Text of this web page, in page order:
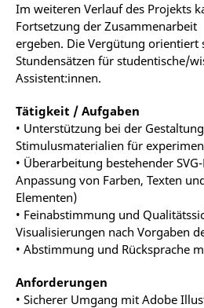
Im weiteren Verlauf des Projekts
Fortsetzung der Zusammenarbeit
ergeben. Die Vergütung orientiert
Stundensätzen für studentische/
Assistent:innen.
Tätigkeit / Aufgaben
• Unterstützung bei der
Stimulusmaterialien für
• Überarbeitung bestehender
Anpassung von Farben, Texten
Elementen)
• Feinabstimmung und
Visualisierungen nach Vorgaben
• Abstimmung und Rücksprache
Anforderungen
• Sicherer Umgang mit Adobe